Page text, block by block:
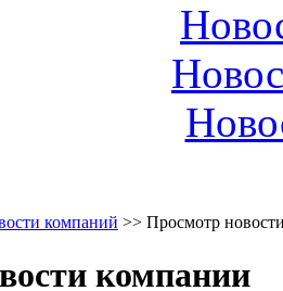
компаний >> Просмотр
компании